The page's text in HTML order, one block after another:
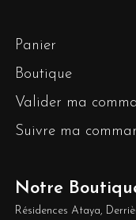
Panier
Boutique
Valider ma
Suivre ma
Notre
Résidences Ataya,